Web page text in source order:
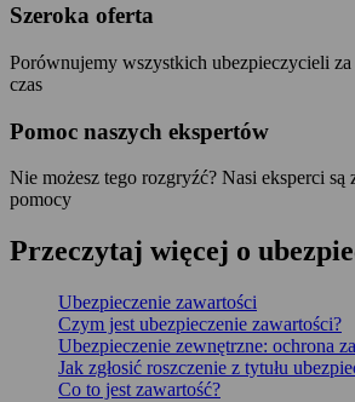
Szeroka oferta
Porównujemy wszystkich ubezpieczycieli za
czas
Pomoc naszych ekspertów
Nie możesz tego rozgryźć? Nasi eksperci są
pomocy
Przeczytaj więcej o
Ubezpieczenie zawartości
Czym jest ubezpieczenie zawartości?
Ubezpieczenie zewnętrzne: ochrona
Jak zgłosić roszczenie z tytułu
Co to jest zawartość?